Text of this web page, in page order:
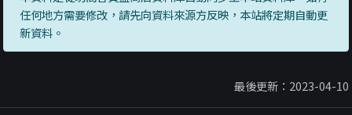
任何地方需要修改，請先向資料來源方反映，本站將定期自動更
新資料。
最後更新：2023-04-10